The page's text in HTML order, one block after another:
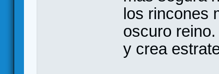
los rincones
oscuro
y crea